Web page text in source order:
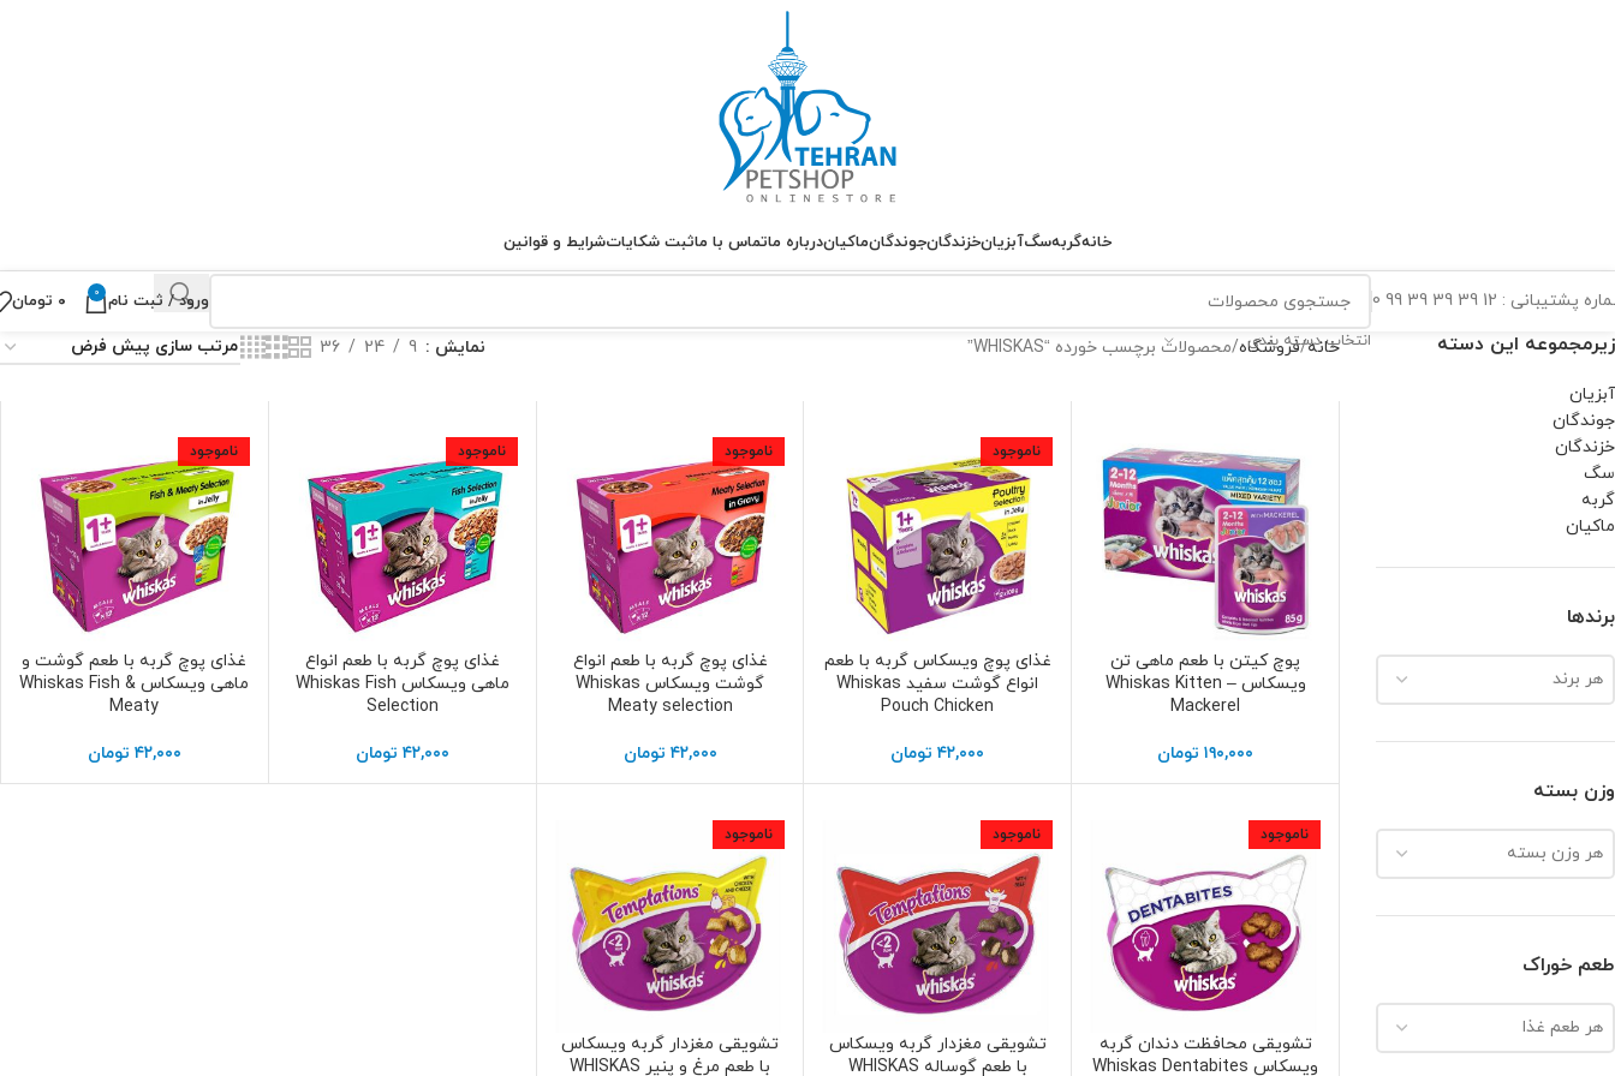
خانهگربهسگآبزیانخزندگانجوندگانماکیاندرباره ماتماس با ماثبت شکایاتشرایط و قوانین
پشتیبانی : 12 39 39 39 99 0
انتخاب دسته بندی
ورود / ثبت نام 0 ۰ تومان
زیرمجموعه این دسته
آبزیان
جوندگان
خزندگان
سگ
گربه
ماکیان
برندها
هر برند
وزن بسته
هر وزن بسته
طعم خوراک
هر طعم غذا
خانه فروشگاه محصولات برچسب خورده “WHISKAS” نمایش 9
24
36
افزودن به سبد خرید
پوچ کیتن با طعم ماهی تن
ویسکاس – Whiskas Kitten
Mackerel
۱۹۰,۰۰۰ تومان
ناموجود
اطلاعات بیشتر
غذای پوچ ویسکاس گربه با طعم
انواع گوشت سفید Whiskas
Pouch Chicken
۴۲,۰۰۰ تومان
ناموجود
اطلاعات بیشتر
غذای پوچ گربه با طعم انواع
گوشت ویسکاس Whiskas
Meaty selection
۴۲,۰۰۰ تومان
ناموجود
اطلاعات بیشتر
غذای پوچ گربه با طعم انواع
ماهی ویسکاس Whiskas Fish
Selection
۴۲,۰۰۰ تومان
ناموجود
اطلاعات بیشتر
غذای پوچ گربه با طعم گوشت و
ماهی ویسکاس Whiskas Fish &
Meaty
۴۲,۰۰۰ تومان
ناموجود
اطلاعات بیشتر
تشویقی محافظت دندان گربه
ویسکاس Whiskas Dentabites
ناموجود
اطلاعات بیشتر
تشویقی مغزدار گربه ویسکاس
با طعم گوساله WHISKAS
ناموجود
اطلاعات بیشتر
تشویقی مغزدار گربه ویسکاس
با طعم مرغ و پنیر WHISKAS